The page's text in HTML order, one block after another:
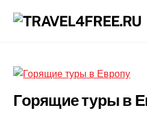
Горящие туры в